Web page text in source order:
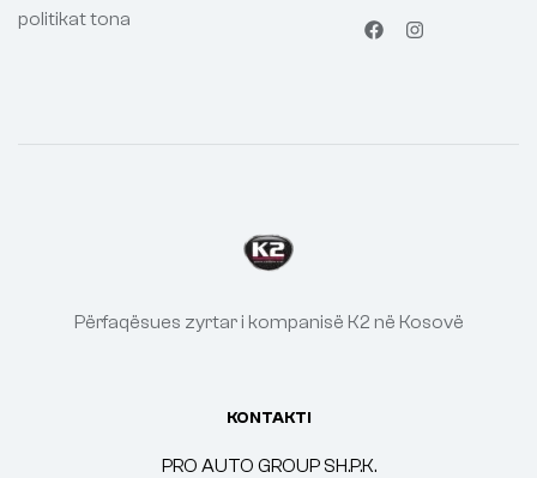
politikat tona
KONTAKTI
PRO AUTO GROUP SH.P.K.
Përfaqësues zyrtar i kompanisë K2 në Kosovë